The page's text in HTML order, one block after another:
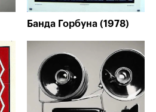
Банда Горбуна (1978)